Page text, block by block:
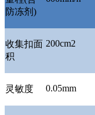
防冻剂 )
收集扣面
积
200cm2
灵敏度 0.05mm